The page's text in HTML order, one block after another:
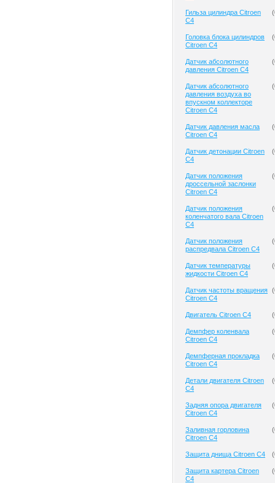
Гильза цилиндра Citroen
C4
(
Головка блока цилиндров
Citroen C4
(
Датчик абсолютного
давления Citroen C4
(
Датчик абсолютного
давления воздуха во
впускном коллекторе
Citroen C4
(
Датчик давления масла
Citroen C4
(
Датчик детонации Citroen
C4
(
Датчик положения
дроссельной заслонки
Citroen C4
(
Датчик положения
коленчатого вала Citroen
C4
(
Датчик положения
распредвала Citroen C4
(
Датчик температуры
жидкости Citroen C4
(
Датчик частоты вращения
Citroen C4
(
Двигатель Citroen C4 (
Демпфер коленвала
Citroen C4
(
Демпферная прокладка
Citroen C4
(
Детали двигателя Citroen
C4
(
Задняя опора двигателя
Citroen C4
(
Заливная горловина
Citroen C4
(
Защита днища Citroen C4 (
Защита картера Citroen
C4
(